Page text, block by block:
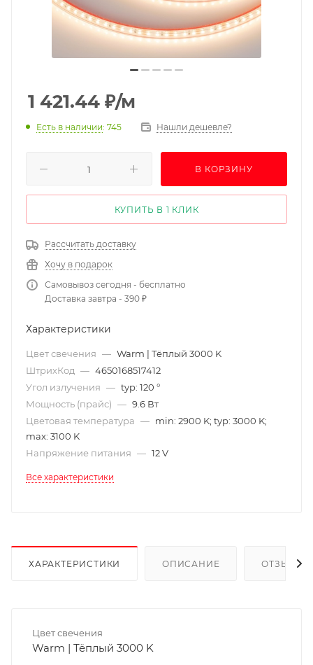
1 421.44 ₽/м
Есть в наличии: 745 Нашли дешевле?
В КОРЗИНУ
КУПИТЬ В 1 КЛИК
Рассчитать доставку
Хочу в подарок
Самовывоз сегодня - бесплатно
Доставка завтра - 390 ₽
Характеристики
Цвет свечения — Warm | Тёплый 3000 K
ШтрихКод — 4650168517412
Угол излучения — typ: 120 °
Мощность (прайс) — 9.6 Вт
Цветовая температура — min: 2900 K; typ: 3000 K;
max: 3100 K
Напряжение питания — 12 V
Все характеристики
ХАРАКТЕРИСТИКИ ОПИСАНИЕ ОТЗЫВЫ
Цвет свечения
Warm | Тёплый 3000 K